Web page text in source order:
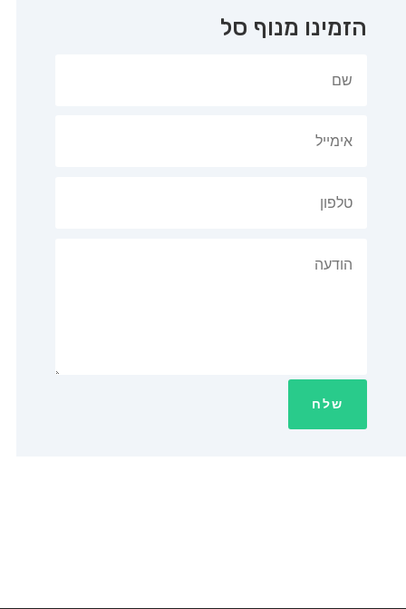
הזמינו מנוף סל
שלח